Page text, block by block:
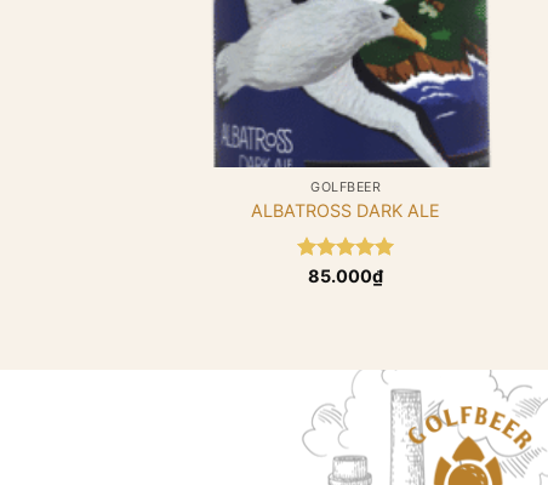
GOLFBEER
ALBATROSS DARK ALE
Được xếp
85.000₫